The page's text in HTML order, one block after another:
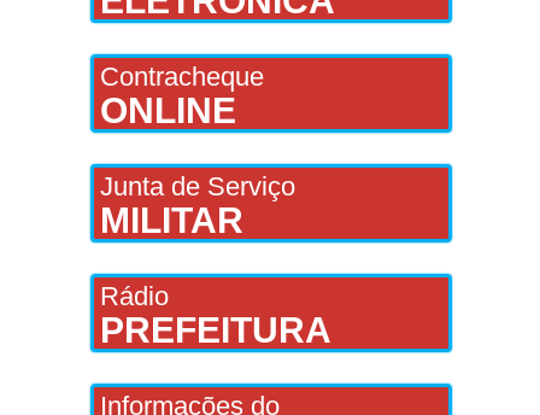
Contracheque
ONLINE
Junta de Serviço
MILITAR
Rádio
PREFEITURA
Informações do